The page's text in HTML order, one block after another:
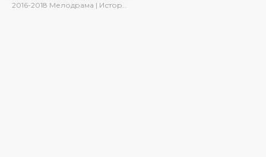
2016-2018 Мелодрама | Исторический | Военный | Turok1990